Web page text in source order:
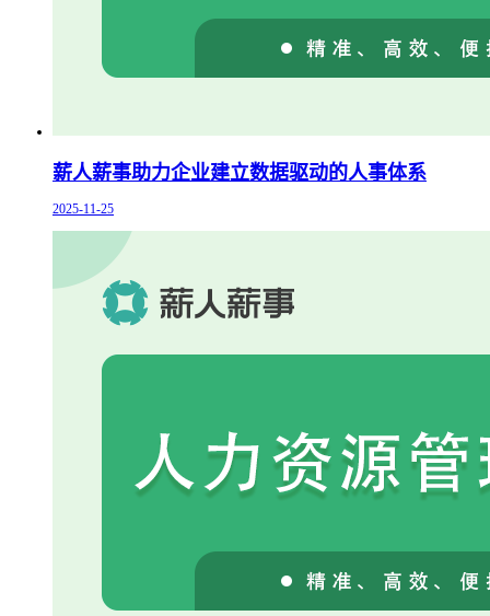
薪人薪事助力企业建立数据驱动的人事体系
2025-11-25